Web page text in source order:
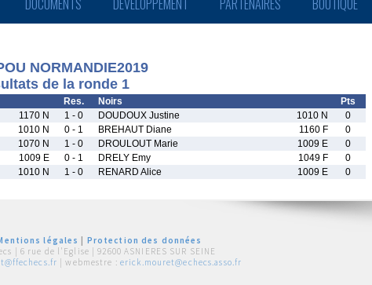
DOCUMENTS DÉVELOPPEMENT PARTENAIRES BOUTIQUE
NORMANDIE2019
de la ronde 1
Res. Noirs
Pts
1170 N 1 - 0 DOUDOUX Justine 1010 N
0
1010 N 0 - 1 BREHAUT Diane 1160 F
0
1070 N 1 - 0 DROULOUT Marie 1009 E
0
1009 E 0 - 1 DRELY Emy 1049 F
0
1010 N 1 - 0 RENARD Alice 1009 E 0
légales
Protection des données
| 6 rue de l'Eglise | 92600 ASNIERES SUR SEINE
| webmestre : erick.mouret@echecs.asso.fr